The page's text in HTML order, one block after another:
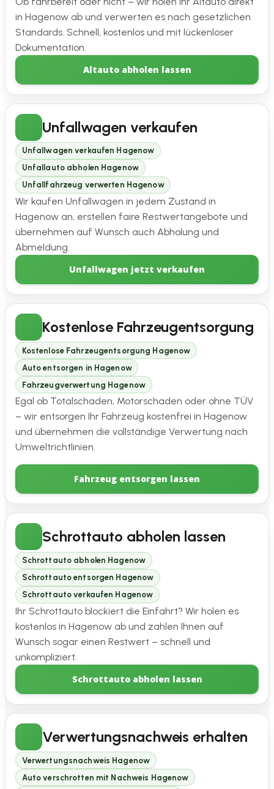
in Hagenow ab und verwerten es nach gesetzlichen
Standards. Schnell, kostenlos und mit lückenloser
Dokumentation.
Altauto abholen lassen
Unfallwagen verkaufen
Unfallwagen verkaufen Hagenow
Unfallauto abholen Hagenow
Unfallfahrzeug verwerten Hagenow
Wir kaufen Unfallwagen in jedem Zustand in
Hagenow an, erstellen faire Restwertangebote und
übernehmen auf Wunsch auch Abholung und
Abmeldung.
Unfallwagen jetzt verkaufen
Kostenlose Fahrzeugentsorgung
Kostenlose Fahrzeugentsorgung Hagenow
Auto entsorgen in Hagenow
Fahrzeugverwertung Hagenow
Egal ob Totalschaden, Motorschaden oder ohne TÜV
– wir entsorgen Ihr Fahrzeug kostenfrei in Hagenow
und übernehmen die vollständige Verwertung nach
Umweltrichtlinien.
Fahrzeug entsorgen lassen
Schrottauto abholen lassen
Schrottauto abholen Hagenow
Schrottauto entsorgen Hagenow
Schrottauto verkaufen Hagenow
Ihr Schrottauto blockiert die Einfahrt? Wir holen es
kostenlos in Hagenow ab und zahlen Ihnen auf
Wunsch sogar einen Restwert – schnell und
unkompliziert.
Schrottauto abholen lassen
Verwertungsnachweis erhalten
Verwertungsnachweis Hagenow
Auto verschrotten mit Nachweis Hagenow